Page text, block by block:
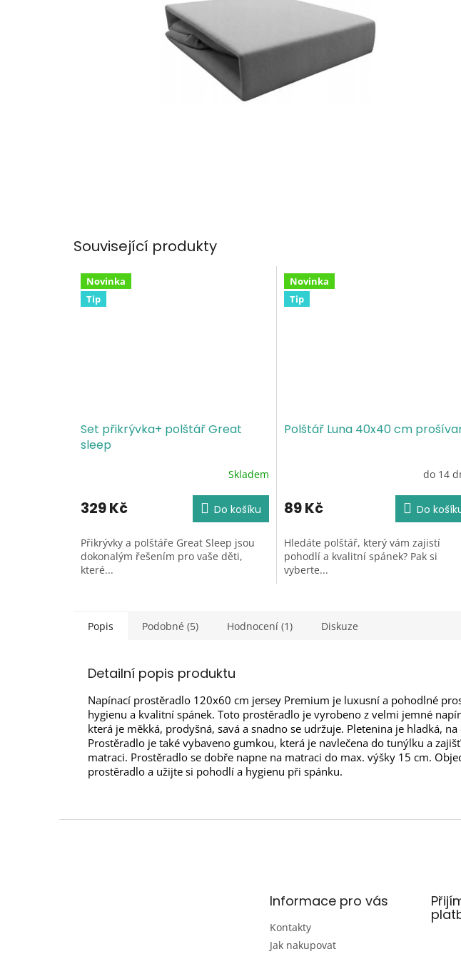
Související produkty
Novinka
Tip
Set přikrývka+ polštář Great
sleep
produktu
je
z
5
hvězdiček.
Skladem
329 Kč Do košíku
Přikrývky a polštáře Great Sleep jsou
dokonalým řešením pro vaše děti,
které...
Novinka
Tip
Polštář Luna 40x40 cm
produktu
je
z
5
hvězdiček.
do 14
89 Kč Do
Hledáte polštář, který vám zajistí
pohodlí a kvalitní spánek? Pak si
vyberte...
Popis Podobné (5) Hodnocení (1) Diskuze
Detailní popis produktu
Napínací prostěradlo 120x60 cm jersey Premium je luxusní a pohodlné
hygienu a kvalitní spánek. Toto prostěradlo je vyrobeno z velmi jemné
která je měkká, prodyšná, savá a snadno se udržuje. Pletenina je hladká,
Prostěradlo je také vybaveno gumkou, která je navlečena do tunýlku a
matraci. Prostěradlo se dobře napne na matraci do max. výšky 15 cm.
prostěradlo a užijte si pohodlí a hygienu při spánku.
Informace pro vás
Kontakty
Jak nakupovat